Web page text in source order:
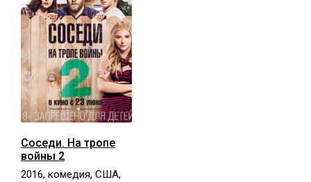
Соседи. На тропе
войны 2
2016, комедия, США,